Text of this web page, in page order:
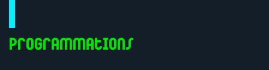
Programmations